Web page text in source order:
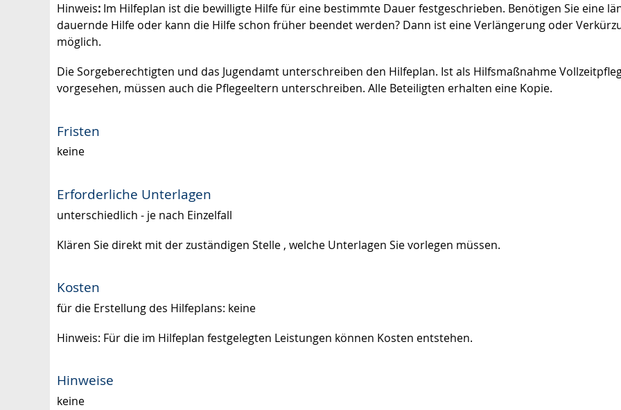
Hinweis: Im Hilfeplan ist die bewilligte Hilfe für eine bestimmte Dauer festgeschrieben. Benötigen Sie eine
dauernde Hilfe oder kann die Hilfe schon früher beendet werden? Dann ist eine Verlängerung oder
möglich.
Die Sorgeberechtigten und das Jugendamt unterschreiben den Hilfeplan. Ist als Hilfsmaßnahme
vorgesehen, müssen auch die Pflegeeltern unterschreiben. Alle Beteiligten erhalten eine Kopie.
Fristen
keine
Erforderliche Unterlagen
unterschiedlich - je nach Einzelfall
Klären Sie direkt mit der zuständigen Stelle , welche Unterlagen Sie vorlegen müssen.
Kosten
für die Erstellung des Hilfeplans: keine
Hinweis: Für die im Hilfeplan festgelegten Leistungen können Kosten entstehen.
Hinweise
keine